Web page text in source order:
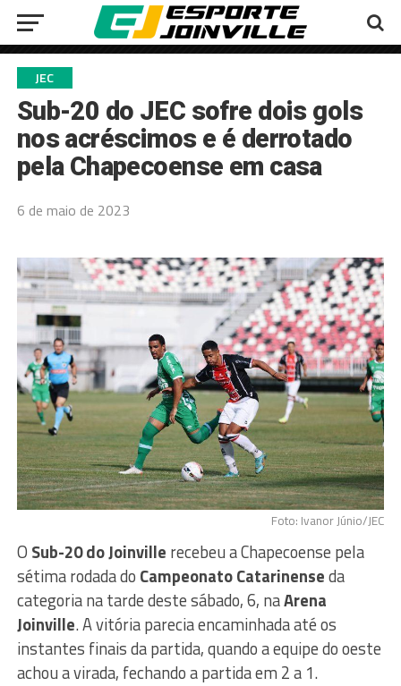
JEC
Sub-20 do JEC sofre dois gols
nos acréscimos e é derrotado
pela Chapecoense em casa
6 de maio de 2023
Foto: Ivanor Júnio/JEC
O Sub-20 do Joinville recebeu a Chapecoense pela
sétima rodada do Campeonato Catarinenseda
categoria na tarde deste sábado, 6, naArena
Joinville. A vitória parecia encaminhada até os
instantes finais da partida, quando a equipe do oeste
achou a virada, fechando a partida em 2 a 1.